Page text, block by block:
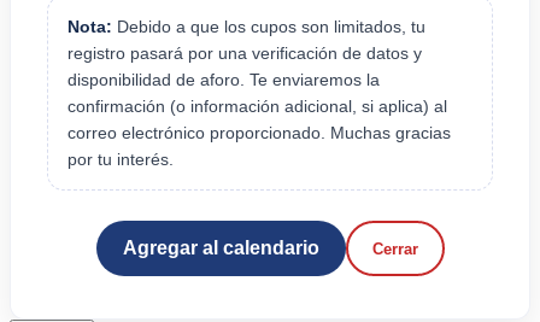
Nota: Debido a que los cupos son limitados, tu
registro pasará por una verificación de datos y
disponibilidad de aforo. Te enviaremos la
confirmación (o información adicional, si aplica) al
correo electrónico proporcionado. Muchas gracias
por tu interés.
Agregar al calendario Cerrar